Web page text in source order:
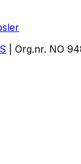
| Org.nr. NO